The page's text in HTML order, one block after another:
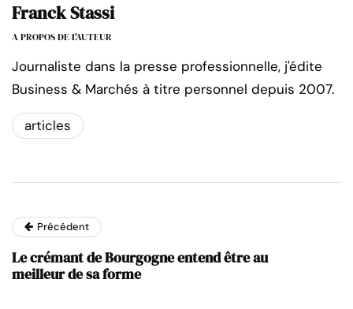
Franck Stassi
A PROPOS DE L'AUTEUR
Journaliste dans la presse professionnelle, j'édite
Business & Marchés à titre personnel depuis 2007.
articles
Précédent
Le crémant de Bourgogne entend être au
meilleur de sa forme